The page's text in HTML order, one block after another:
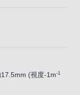
(視度-1m-1